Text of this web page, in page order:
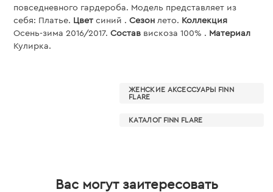
повседневного гардероба. Модель представляет из
себя: Платье. Цвет синий .Сезон лето. Коллекция
Осень-зима 2016/2017.Состав вискоза 100% . Материал
Кулирка.
ЖЕНСКИЕ АКСЕССУАРЫ FINN
FLARE
КАТАЛОГ FINN FLARE
Вас могут заитересовать